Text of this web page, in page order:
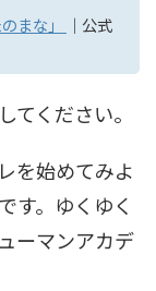
まな」
｜公式
ください。
を始めてみよ
す。ゆくゆく
ーマンアカデ